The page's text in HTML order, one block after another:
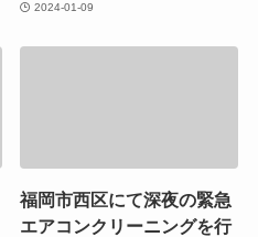
2024-01-09
福岡市西区にて深夜の緊急
エアコンクリーニングを行